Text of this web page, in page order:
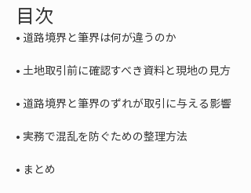
目次
•
•
•
•
• まとめ